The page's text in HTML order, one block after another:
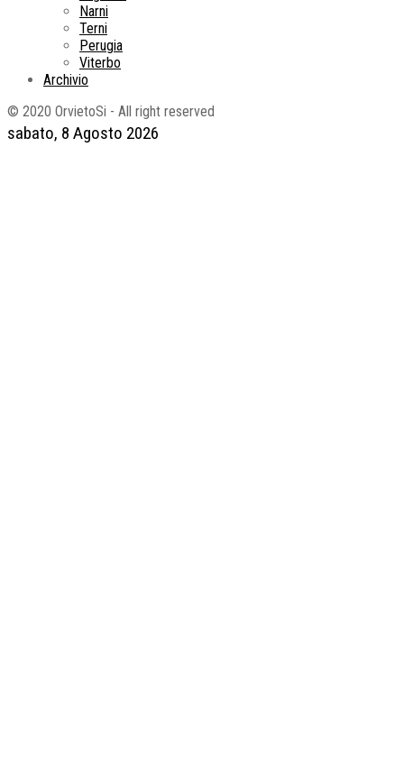
sabato, 8 Agosto 2026
Narni
Terni
Perugia
Viterbo
Archivio
© 2020 OrvietoSi - All right reserved